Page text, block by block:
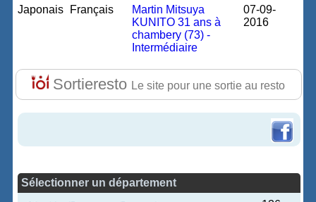
Japonais Français
Martin Mitsuya
KUNITO 31 ans à
chambery (73) -
Intermédiaire
07-09-
2016
Sortieresto Le site pour une sortie au resto
Sélectionner un département